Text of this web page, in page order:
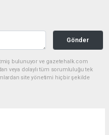
Gönder
bulunuyor ve gazetehalk.com
veya dolaylı tüm sorumluluğu tek
site yönetimi hiçbir şekilde